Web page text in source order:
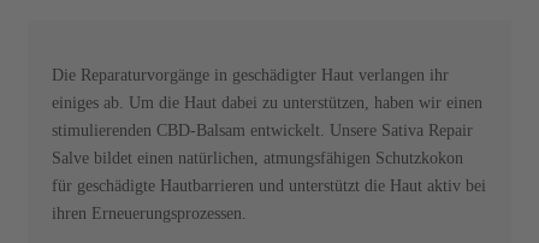
Die Reparaturvorgänge in geschädigter Haut verlangen ihr
einiges ab. Um die Haut dabei zu unterstützen, haben wir einen
stimulierenden CBD-Balsam entwickelt. Unsere Sativa Repair
Salve bildet einen natürlichen, atmungsfähigen Schutzkokon
für geschädigte Hautbarrieren und unterstützt die Haut aktiv bei
ihren Erneuerungsprozessen.